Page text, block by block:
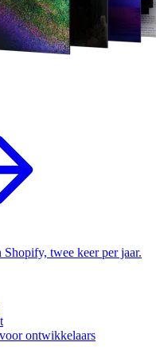
Shopify, twee keer per jaar.
ontwikkelaars